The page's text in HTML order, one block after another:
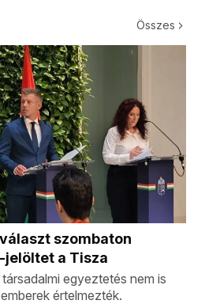
Összes
szombaton
a Tisza
egyeztetés nem is
értelmezték.